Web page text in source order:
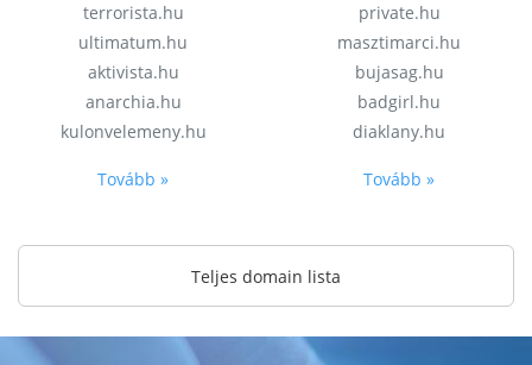
terrorista.hu
ultimatum.hu
aktivista.hu
anarchia.hu
kulonvelemeny.hu
Tovább »
private.hu
masztimarci.hu
bujasag.hu
badgirl.hu
diaklany.hu
Tovább »
Teljes domain lista